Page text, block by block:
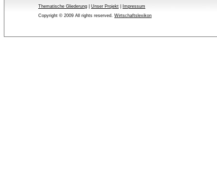
Thematische Gliederung Unser Projekt
Impressum
Copyright © 2009 All rights reserved. Wirtschaftslexikon